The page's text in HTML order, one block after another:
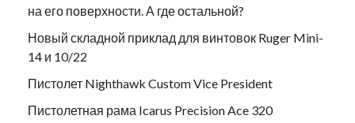
на его поверхности. А где остальной?
Новый складной приклад для винтовок Ruger Mini-
14 и 10/22
Пистолет Nighthawk Custom Vice President
Пистолетная рама Icarus Precision Ace 320